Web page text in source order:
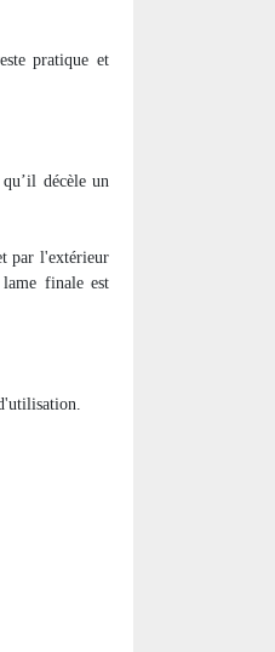
pratique et
décèle un
par l'extérieur
finale est